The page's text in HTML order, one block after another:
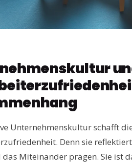
Unternehmenskultur schafft
Denn sie
Miteinander prägen. Sie ist